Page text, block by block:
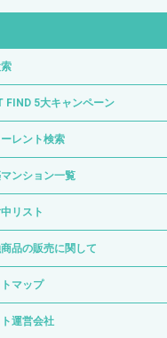
FIND 5大キャンペーン
レント検索
ンション一覧
リスト
品の販売に関して
マップ
運営会社